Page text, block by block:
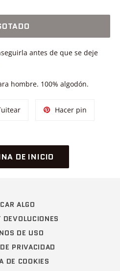
antes de que se deje
hombre. 100% algodón.
Tuitear
Hacer pin
DE INICIO
ALGO
DEVOLUCIONES
DE USO
PRIVACIDAD
DE COOKIES